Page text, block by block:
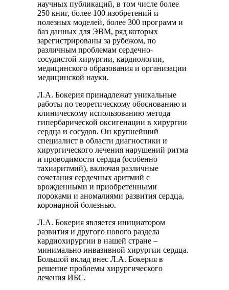
научных публикаций, в том числе более
250 книг, более 100 изобретений и
полезных моделей, более 300 программ и
баз данных для ЭВМ, ряд которых
зарегистрированы за рубежом, по
различным проблемам сердечно-
сосудистой хирургии, кардиологии,
медицинского образования и организации
медицинской науки.
Л.А. Бокерия принадлежат уникальные
работы по теоретическому обоснованию и
клиническому использованию метода
гипербарической оксигенации в хирургии
сердца и сосудов. Он крупнейший
специалист в области диагностики и
хирургического лечения нарушений ритма
и проводимости сердца (особенно
тахиаритмий), включая различные
сочетания сердечных аритмий с
врожденными и приобретенными
пороками и аномалиями развития сердца,
коронарной болезнью.
Л.А. Бокерия является инициатором
развития и другого нового раздела
кардиохирургии в нашей стране –
минимально инвазивной хирургии сердца.
Большой вклад внес Л.А. Бокерия в
решение проблемы хирургического
лечения ИБС.